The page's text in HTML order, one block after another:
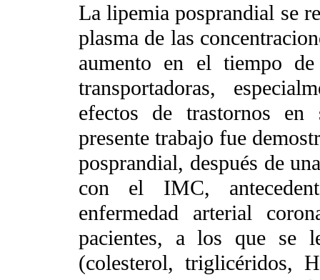
La lipemia posprandial se
plasma de las
aumento en el tiempo
transportadoras,
efectos de trastornos
presente trabajo fue
posprandial, después de
con el IMC,
enfermedad arterial
pacientes, a los que se
(colesterol, triglicéridos,